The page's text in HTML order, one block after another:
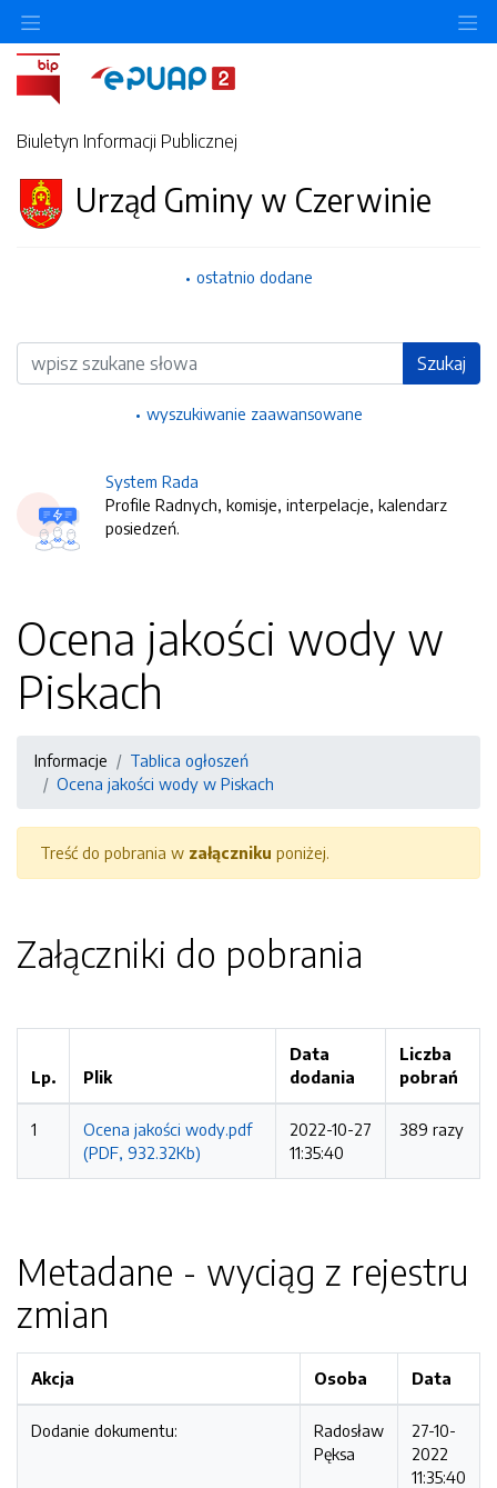
Biuletyn Informacji Publicznej
Urząd Gminy w Czerwinie
ostatnio dodane
Wyszukiwarka Szukaj
wyszukiwanie zaawansowane
System Rada
Profile Radnych, komisje, interpelacje, kalendarz
posiedzeń.
Ocena jakości wody w
Piskach
Informacje
Tablica ogłoszeń
Ocena jakości wody w Piskach
Treść do pobrania w załączniku poniżej.
Załączniki do pobrania
Lp. Plik
Data
dodania
Liczba
pobrań
1
Ocena jakości wody.pdf
(PDF, 932.32Kb)
2022-10-27
11:35:40
389 razy
Metadane - wyciąg z rejestru
zmian
Akcja Osoba Data
Dodanie dokumentu:
Radosław
Pęksa
27-10-
2022
11:35:40